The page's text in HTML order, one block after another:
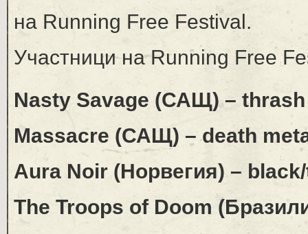
на Running Free Festival.
Участници на Running Free
Nasty Savage (САЩ) –
Massacre (САЩ) – death
Aura Noir (Норвегия) –
The Troops of Doom